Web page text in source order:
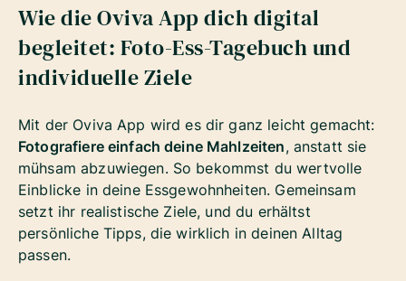
Wie die Oviva App dich digital
begleitet: Foto-Ess-Tagebuch und
individuelle Ziele
Mit der Oviva App wird es dir ganz leicht gemacht:
Fotografiere einfach deine Mahlzeiten, anstatt sie
mühsam abzuwiegen. So bekommst du wertvolle
Einblicke in deine Essgewohnheiten. Gemeinsam
setzt ihr realistische Ziele, und du erhältst
persönliche Tipps, die wirklich in deinen Alltag
passen.